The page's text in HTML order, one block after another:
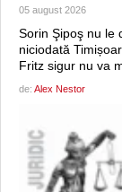
05 august 2026
Sorin Şipoş nu le
niciodată
Fritz sigur nu va
de: Alex Nestor